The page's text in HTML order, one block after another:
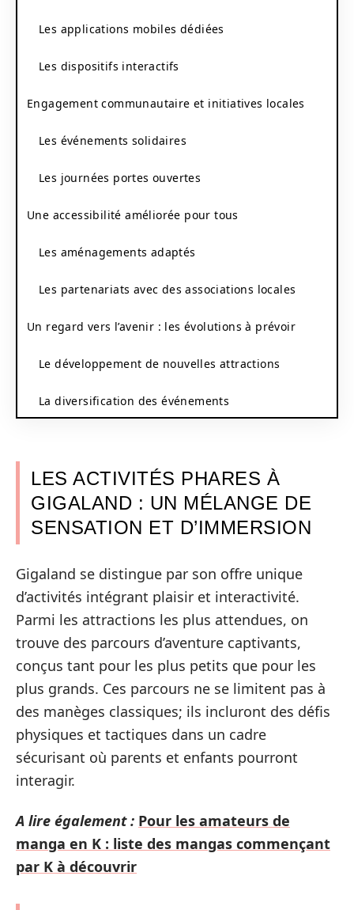
Les applications mobiles dédiées
Les dispositifs interactifs
Engagement communautaire et initiatives locales
Les événements solidaires
Les journées portes ouvertes
Une accessibilité améliorée pour tous
Les aménagements adaptés
Les partenariats avec des associations locales
Un regard vers l’avenir : les évolutions à prévoir
Le développement de nouvelles attractions
La diversification des événements
LES ACTIVITÉS PHARES À
GIGALAND : UN MÉLANGE DE
SENSATION ET D’IMMERSION
Gigaland se distingue par son offre unique
d’activités intégrant plaisir et interactivité.
Parmi les attractions les plus attendues, on
trouve des parcours d’aventure captivants,
conçus tant pour les plus petits que pour les
plus grands. Ces parcours ne se limitent pas à
des manèges classiques; ils incluront des défis
physiques et tactiques dans un cadre
sécurisant où parents et enfants pourront
interagir.
A lire également : Pour les amateurs de
manga en K : liste des mangas commençant
par K à découvrir